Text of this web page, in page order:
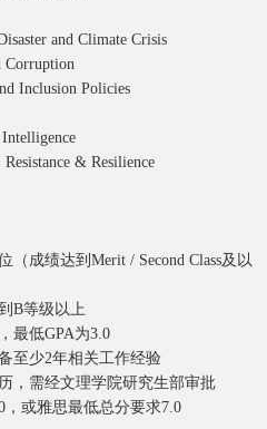
and Climate Crisis
Corruption
Inclusion Policies
& Resilience
成绩达到Merit / Second Class及以
B等级以上
最低GPA为3.0
至少2年相关工作经验
，需经文理学院研究生部审批
或雅思最低总分要求7.0